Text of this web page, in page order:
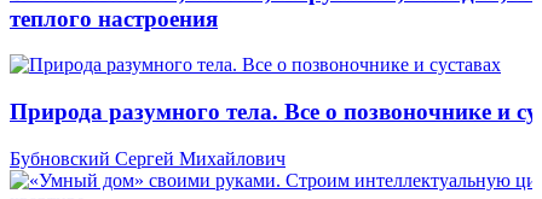
теплого настроения
Природа разумного тела. Все о позвоночнике и
Бубновский Сергей Михайлович